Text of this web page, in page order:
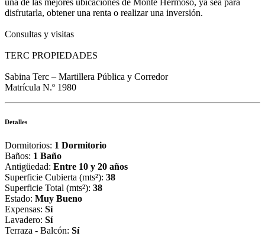
disfrutarla, obtener una renta o realizar una inversión.
Consultas y visitas
TERC PROPIEDADES
Sabina Terc – Martillera Pública y Corredor
Matrícula N.º 1980
Detalles
Dormitorios: 1 Dormitorio
Baños: 1 Baño
Antigüedad: Entre 10 y 20 años
Superficie Cubierta (mts²): 38
Superficie Total (mts²): 38
Estado: Muy Bueno
Expensas: Sí
Lavadero: Sí
Terraza - Balcón: Sí